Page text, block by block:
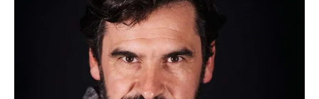
Daniel Otero